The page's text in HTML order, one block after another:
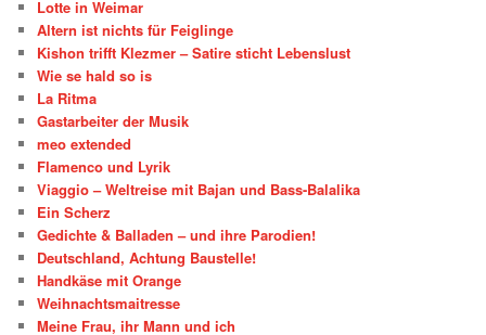
Lotte in Weimar
Altern ist nichts für Feiglinge
Kishon trifft Klezmer – Satire sticht Lebenslust
Wie se hald so is
La Ritma
Gastarbeiter der Musik
meo extended
Flamenco und Lyrik
Viaggio – Weltreise mit Bajan und Bass-Balalika
Ein Scherz
Gedichte & Balladen – und ihre Parodien!
Deutschland, Achtung Baustelle!
Handkäse mit Orange
Weihnachtsmaitresse
Meine Frau, ihr Mann und ich